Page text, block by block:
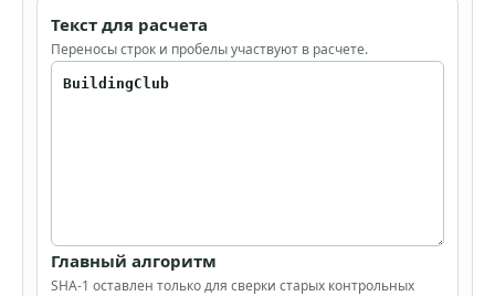
Текст для расчета
Переносы строк и пробелы участвуют в расчете.
Главный алгоритм
SHA-1 оставлен только для сверки старых контрольных